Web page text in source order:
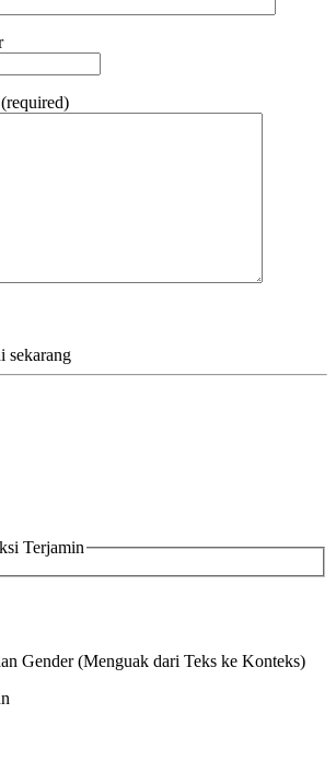
sekarang
Terjamin
Gender (Menguak dari Teks ke Konteks)